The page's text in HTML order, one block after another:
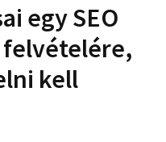
egy SEO
felvételére,
kell